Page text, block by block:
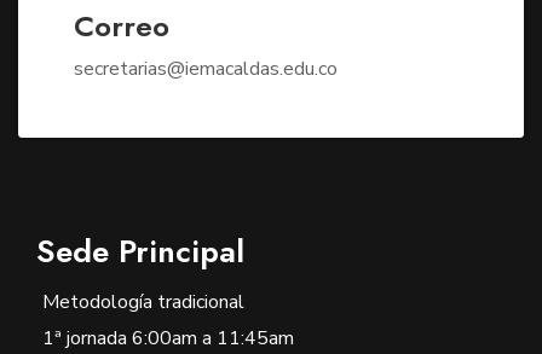
Correo
secretarias@iemacaldas.edu.co
Sede Principal
Metodología tradicional
1ª jornada 6:00am a 11:45am